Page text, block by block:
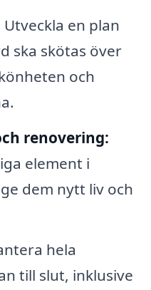
Utveckla en plan
ska skötas över
och
renovering:
element i
dem nytt liv och
hela
till slut, inklusive